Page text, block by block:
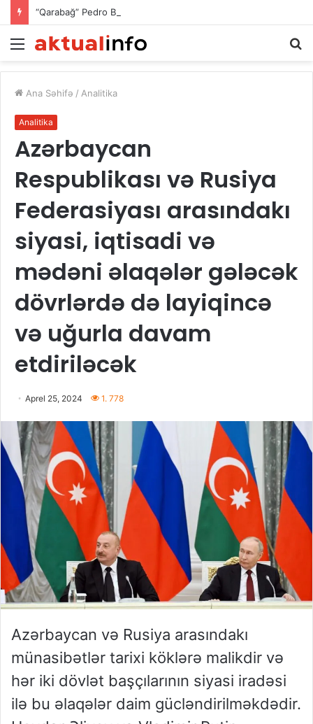
Menu
Ana Səhifə / Analitika
Analitika
Azərbaycan
Respublikası və Rusiya
Federasiyası arasındakı
siyasi, iqtisadi və
mədəni əlaqələr gələcək
dövrlərdə də layiqincə
və uğurla davam
etdiriləcək
Aprel 25, 2024 1. 778
Azərbaycan və Rusiya arasındakı
münasibətlər tarixi köklərə malikdir və
hər iki dövlət başçılarının siyasi iradəsi
ilə bu əlaqələr daim gücləndirilməkdədir.